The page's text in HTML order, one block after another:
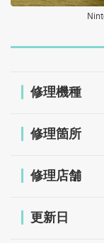
修理機種
修理箇所
修理店舗
更新日